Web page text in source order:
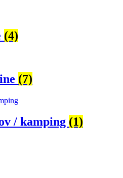
(4)
(7)
/ kamping (1)